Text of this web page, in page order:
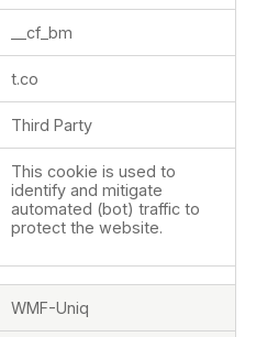
__cf_bm
t.co
Third Party
This cookie is used to
identify and mitigate
automated (bot) traffic to
protect the website.
WMF-Uniq